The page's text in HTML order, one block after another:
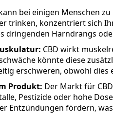
bei einigen Menschen
trinken, konzentriert sich
dringenden Harndrangs
CBD wirkt
könnte diese
erschweren, obwohl dies
Produkt: Der Markt für
Pestizide oder hohe
Entzündungen fördern,